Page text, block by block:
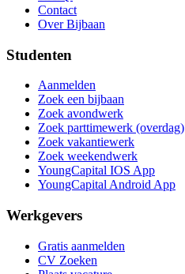
Contact
Over Bijbaan
Studenten
Aanmelden
Zoek een bijbaan
Zoek avondwerk
Zoek parttimewerk (overdag)
Zoek vakantiewerk
Zoek weekendwerk
YoungCapital IOS App
YoungCapital Android App
Werkgevers
Gratis aanmelden
CV Zoeken